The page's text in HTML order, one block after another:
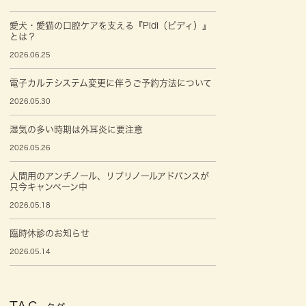
愛犬・愛猫の口腔ケアを支える『Pidi（ピディ）』
とは？
2026.06.25
電子カルテシステム変更に伴うご予約方法について
2026.05.30
湿気の多い時期は外耳炎に要注意
2026.05.26
人間用のアンチノール、リプリノールアドバンスが
只今キャンペーン中
2026.05.18
臨時休診のお知らせ
2026.05.14